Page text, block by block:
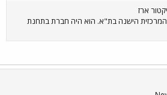
ארז
הישנה בת"א. הוא היה חברת בתחנת